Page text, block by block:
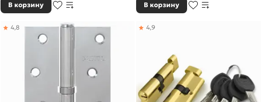
В корзину В корзину
4,8 4,9